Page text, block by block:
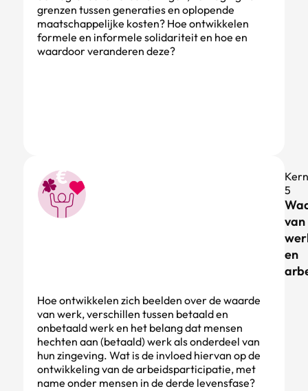
grenzen tussen generaties en oplopende
maatschappelijke kosten? Hoe ontwikkelen
formele en informele solidariteit en hoe en
waardoor veranderen deze?
5
van
en
Hoe ontwikkelen zich beelden over de waarde
van werk, verschillen tussen betaald en
onbetaald werk en het belang dat mensen
hechten aan (betaald) werk als onderdeel van
hun zingeving. Wat is de invloed hiervan op de
ontwikkeling van de arbeidsparticipatie, met
name onder mensen in de derde levensfase?